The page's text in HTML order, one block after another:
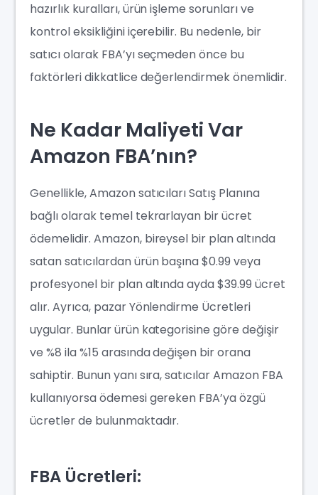
hazırlık kuralları, ürün işleme sorunları ve
kontrol eksikliğini içerebilir. Bu nedenle, bir
satıcı olarak FBA’yı seçmeden önce bu
faktörleri dikkatlice değerlendirmek önemlidir.
Ne Kadar Maliyeti Var
Amazon FBA’nın?
Genellikle, Amazon satıcıları Satış Planına
bağlı olarak temel tekrarlayan bir ücret
ödemelidir. Amazon, bireysel bir plan altında
satan satıcılardan ürün başına $0.99 veya
profesyonel bir plan altında ayda $39.99 ücret
alır. Ayrıca, pazar Yönlendirme Ücretleri
uygular. Bunlar ürün kategorisine göre değişir
ve %8 ila %15 arasında değişen bir orana
sahiptir. Bunun yanı sıra, satıcılar Amazon FBA
kullanıyorsa ödemesi gereken FBA’ya özgü
ücretler de bulunmaktadır.
FBA Ücretleri: